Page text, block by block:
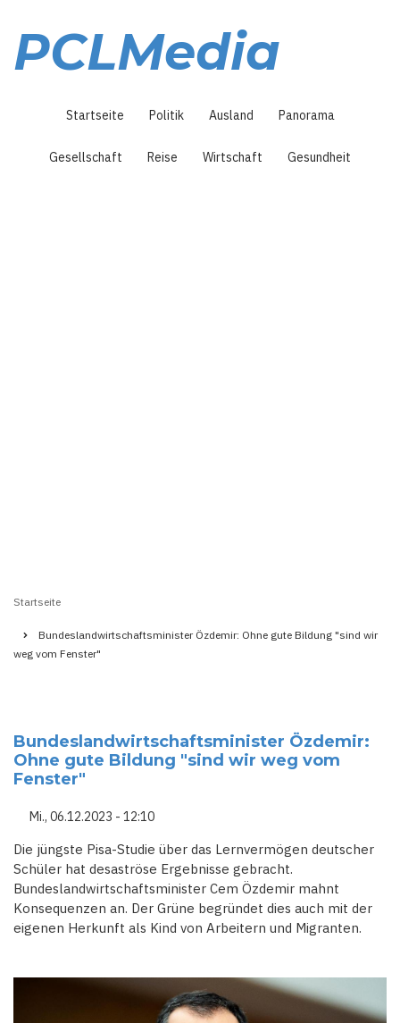
Inhalt
PCLMedia
Startseite Politik Ausland Panorama
Gesellschaft Reise Wirtschaft Gesundheit
Startseite
Bundeslandwirtschaftsminister Özdemir: Ohne gute Bildung "sind wir
weg vom Fenster"
Bundeslandwirtschaftsminister Özdemir:
Ohne gute Bildung "sind wir weg vom
Fenster"
Mi., 06.12.2023 - 12:10
Die jüngste Pisa-Studie über das Lernvermögen deutscher
Schüler hat desaströse Ergebnisse gebracht.
Bundeslandwirtschaftsminister Cem Özdemir mahnt
Konsequenzen an. Der Grüne begründet dies auch mit der
eigenen Herkunft als Kind von Arbeitern und Migranten.